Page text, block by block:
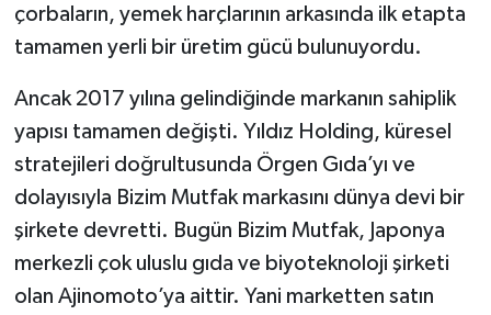
çorbaların, yemek harçlarının arkasında ilk etapta
tamamen yerli bir üretim gücü bulunuyordu.
Ancak 2017 yılına gelindiğinde markanın sahiplik
yapısı tamamen değişti. Yıldız Holding, küresel
stratejileri doğrultusunda Örgen Gıda’yı ve
dolayısıyla Bizim Mutfak markasını dünya devi bir
şirkete devretti. Bugün Bizim Mutfak, Japonya
merkezli çok uluslu gıda ve biyoteknoloji şirketi
olan Ajinomoto’ya aittir. Yani marketten satın